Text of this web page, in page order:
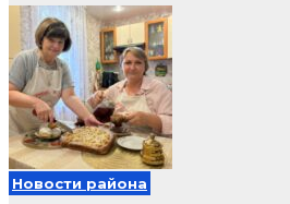
Новости района